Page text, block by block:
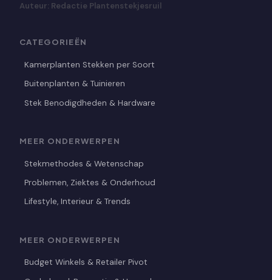
Auteur: Redactie Plantenstekjesruil
CATEGORIEËN
Kamerplanten Stekken per Soort
Buitenplanten & Tuinieren
Stek Benodigdheden & Hardware
MEER ONDERWERPEN
Stekmethodes & Wetenschap
Problemen, Ziektes & Onderhoud
Lifestyle, Interieur & Trends
MEER ONDERWERPEN
Budget Winkels & Retailer Pivot